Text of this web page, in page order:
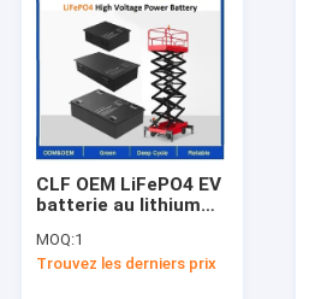
CLF OEM LiFePO4 EV
batterie au lithium
200Ah batterie à
haute tension pour
MOQ:1
Trouvez les derniers prix